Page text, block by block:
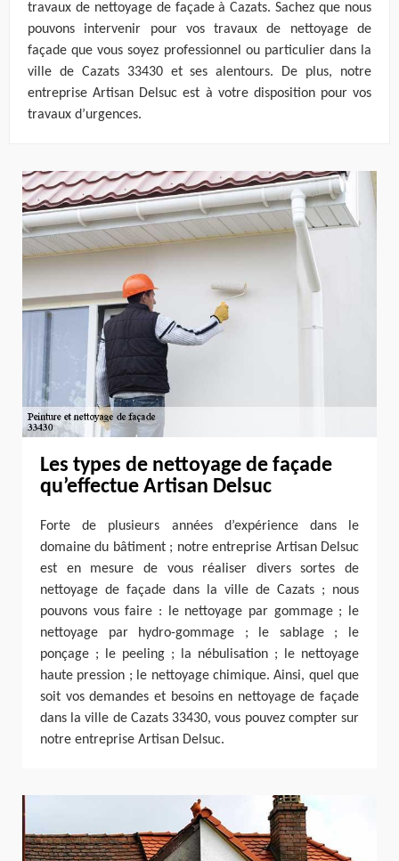
travaux de nettoyage de façade à Cazats. Sachez que nous
pouvons intervenir pour vos travaux de nettoyage de
façade que vous soyez professionnel ou particulier dans la
ville de Cazats 33430 et ses alentours. De plus, notre
entreprise Artisan Delsuc est à votre disposition pour vos
travaux d’urgences.
Les types de nettoyage de façade
qu’effectue Artisan Delsuc
Forte de plusieurs années d’expérience dans le
domaine du bâtiment ; notre entreprise Artisan Delsuc
est en mesure de vous réaliser divers sortes de
nettoyage de façade dans la ville de Cazats ; nous
pouvons vous faire : le nettoyage par gommage ; le
nettoyage par hydro-gommage ; le sablage ; le
ponçage ; le peeling ; la nébulisation ; le nettoyage
haute pression ; le nettoyage chimique. Ainsi, quel que
soit vos demandes et besoins en nettoyage de façade
dans la ville de Cazats 33430, vous pouvez compter sur
notre entreprise Artisan Delsuc.